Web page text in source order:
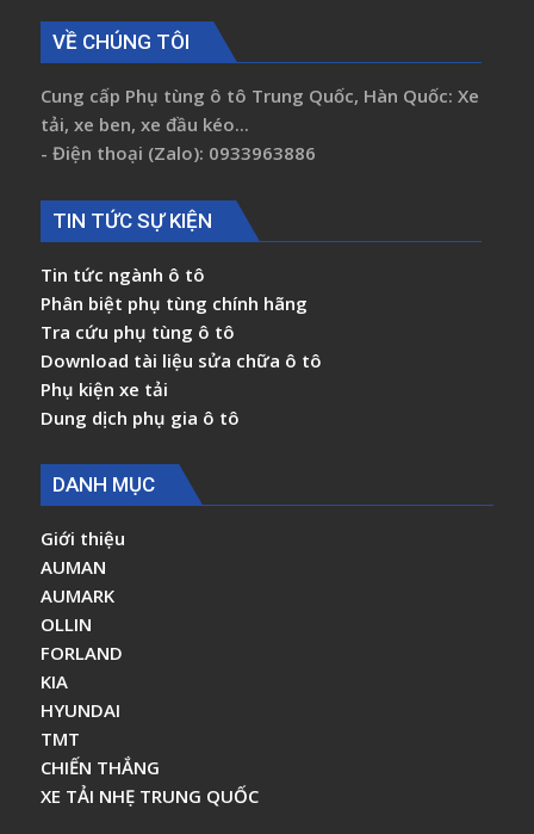
VỀ CHÚNG TÔI
Cung cấp Phụ tùng ô tô Trung Quốc, Hàn Quốc: Xe
tải, xe ben, xe đầu kéo...
- Điện thoại (Zalo): 0933963886
TIN TỨC SỰ KIỆN
Tin tức ngành ô tô
Phân biệt phụ tùng chính hãng
Tra cứu phụ tùng ô tô
Download tài liệu sửa chữa ô tô
Phụ kiện xe tải
Dung dịch phụ gia ô tô
DANH MỤC
Giới thiệu
AUMAN
AUMARK
OLLIN
FORLAND
KIA
HYUNDAI
TMT
CHIẾN THẮNG
XE TẢI NHẸ TRUNG QUỐC